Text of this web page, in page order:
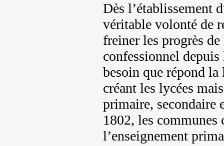
Dès l’établissement
véritable volonté de
freiner les progrès
confessionnel depuis
besoin que répond
créant les lycées
primaire, secondaire
1802, les communes
l’enseignement